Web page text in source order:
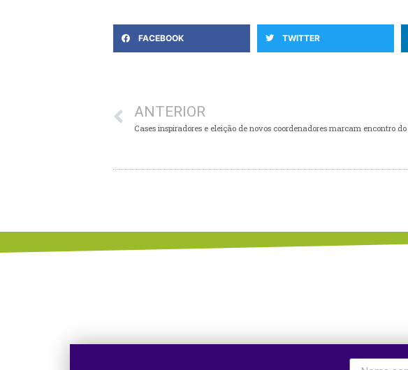
FACEBOOK TWITTER
ANTERIOR